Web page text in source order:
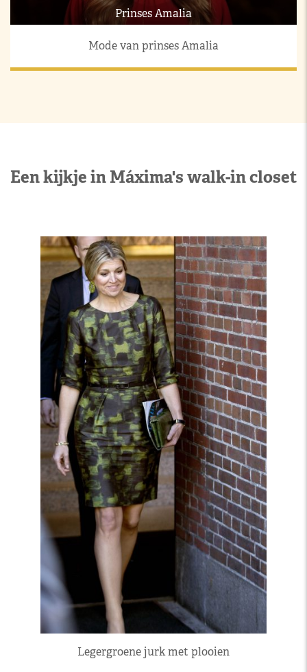
Prinses Amalia
Mode van prinses Amalia
Een kijkje in Máxima's walk-in closet
Legergroene jurk met plooien